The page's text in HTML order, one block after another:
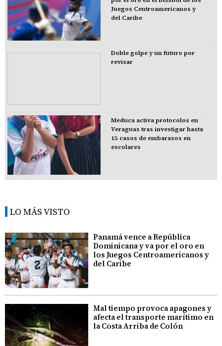
Juegos Centroamericanos y
del Caribe
Doble golpe y un futuro por
revisar
Meduca activa protocolos en
Veraguas tras investigar hasta
15 casos de embarazos en
escolares
LO MÁS VISTO
Panamá vence a República
Dominicana y va por el oro en
los Juegos Centroamericanos y
del Caribe
Mal tiempo provoca apagones y
afecta el transporte marítimo en
la Costa Arriba de Colón